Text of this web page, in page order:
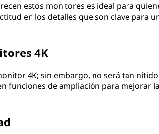
estos monitores es ideal para
en los detalles que son clave para
4K
4K; sin embargo, no será tan
funciones de ampliación para mejorar